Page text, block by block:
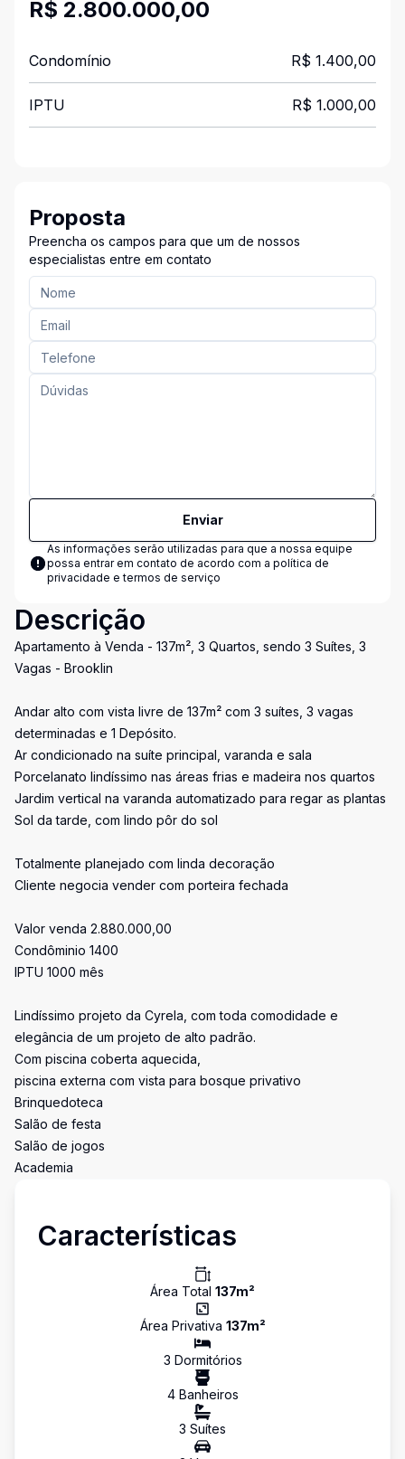
R$ 2.800.000,00
Condomínio R$ 1.400,00
IPTU R$ 1.000,00
Proposta
Preencha os campos para que um de nossos
especialistas entre em contato
Enviar
As informações serão utilizadas para que a nossa equipe
possa entrar em contato de acordo com a política de
privacidade e termos de serviço
Descrição
Apartamento à Venda - 137m², 3 Quartos, sendo 3 Suítes, 3
Vagas - Brooklin
Andar alto com vista livre de 137m² com 3 suítes, 3 vagas
determinadas e 1 Depósito.
Ar condicionado na suíte principal, varanda e sala
Porcelanato lindíssimo nas áreas frias e madeira nos quartos
Jardim vertical na varanda automatizado para regar as plantas
Sol da tarde, com lindo pôr do sol
Totalmente planejado com linda decoração
Cliente negocia vender com porteira fechada
Valor venda 2.880.000,00
Condôminio 1400
IPTU 1000 mês
Lindíssimo projeto da Cyrela, com toda comodidade e
elegância de um projeto de alto padrão.
Com piscina coberta aquecida,
piscina externa com vista para bosque privativo
Brinquedoteca
Salão de festa
Salão de jogos
Academia
Características
Área Total 137m²
Área Privativa 137m²
3 Dormitórios
4Banheiros
3 Suítes